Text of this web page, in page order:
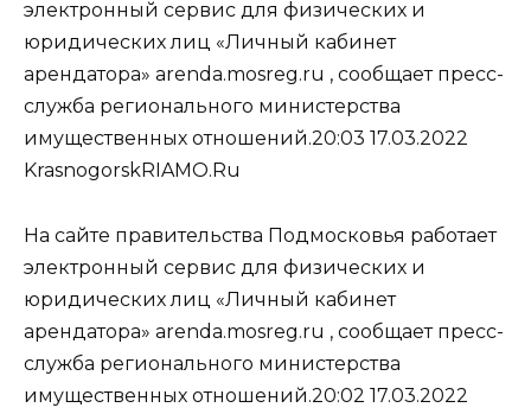
электронный сервис для физических и
юридических лиц «Личный кабинет
арендатора» arenda.mosreg.ru , сообщает пресс-
служба регионального министерства
имущественных отношений.20:03 17.03.2022
KrasnogorskRIAMO.Ru
На сайте правительства Подмосковья работает
электронный сервис для физических и
юридических лиц «Личный кабинет
арендатора» arenda.mosreg.ru , сообщает пресс-
служба регионального министерства
имущественных отношений.20:02 17.03.2022